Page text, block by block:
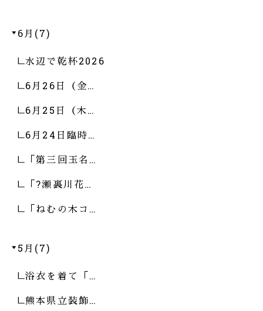
6月(7)
水辺で乾杯2026
6月26日（金…
6月25日（木…
6月24日臨時…
「第三回玉名…
「?瀬裏川花…
「ねむの木コ…
5月(7)
浴衣を着て「…
熊本県立装飾…